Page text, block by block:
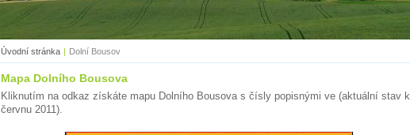
Úvodní stránka | Dolní Bousov
Mapa Dolního Bousova
Kliknutím na odkaz získáte mapu Dolního Bousova s čísly popisnými ve (aktuální stav k
červnu 2011).